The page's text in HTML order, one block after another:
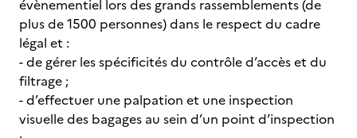
évènementiel lors des grands rassemblements (de
plus de 1500 personnes) dans le respect du cadre
légal et :
- de gérer les spécificités du contrôle d’accès et du
filtrage ;
- d’effectuer une palpation et une inspection
visuelle des bagages au sein d’un point d’inspection